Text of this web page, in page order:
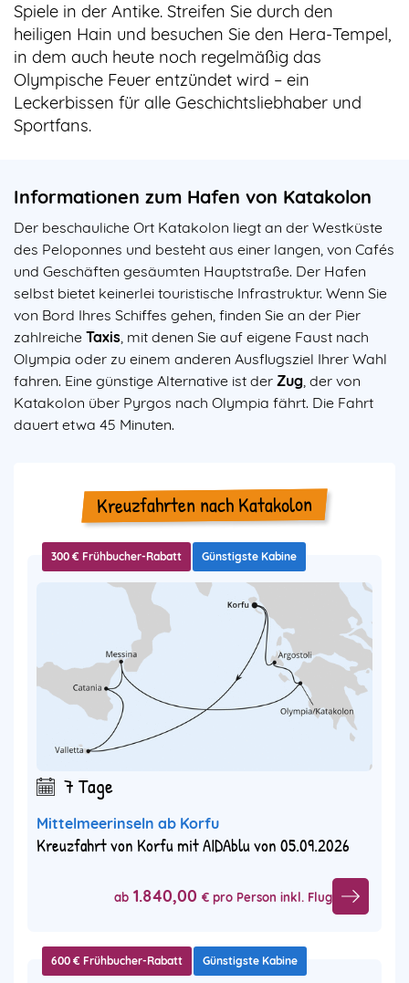
Spiele in der Antike. Streifen Sie durch den
heiligen Hain und besuchen Sie den Hera-Tempel,
in dem auch heute noch regelmäßig das
Olympische Feuer entzündet wird – ein
Leckerbissen für alle Geschichtsliebhaber und
Sportfans.
Informationen zum Hafen von Katakolon
Der beschauliche Ort Katakolon liegt an der Westküste
des Peloponnes und besteht aus einer langen, von Cafés
und Geschäften gesäumten Hauptstraße. Der Hafen
selbst bietet keinerlei touristische Infrastruktur. Wenn Sie
von Bord Ihres Schiffes gehen, finden Sie an der Pier
zahlreiche Taxis, mit denen Sie auf eigene Faust nach
Olympia oder zu einem anderen Ausflugsziel Ihrer Wahl
fahren. Eine günstige Alternative ist der Zug, der von
Katakolon über Pyrgos nach Olympia fährt. Die Fahrt
dauert etwa 45 Minuten.
Kreuzfahrten nach Katakolon
300 € Frühbucher-Rabatt Günstigste Kabine
7 Tage
Mittelmeerinseln ab Korfu
Kreuzfahrt von Korfu mit AIDAblu von 05.09.2026
ab 1.840,00 € pro Person inkl. Flug
600 € Frühbucher-Rabatt Günstigste Kabine